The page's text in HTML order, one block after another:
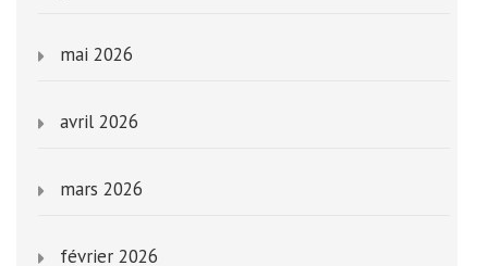
mai 2026
avril 2026
mars 2026
février 2026